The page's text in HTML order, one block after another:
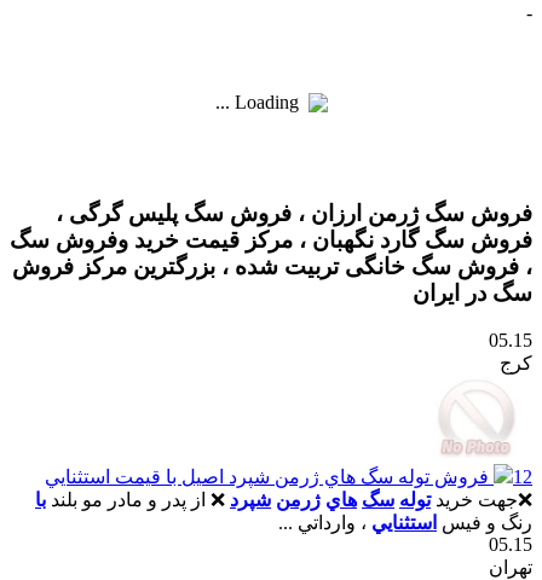
-
Loading ...
فروش سگ ژرمن ارزان ، فروش سگ پلیس گرگی ،
فروش سگ گارد نگهبان ، مرکز قیمت خرید وفروش سگ
، فروش سگ خانگی تربیت شده ، بزرگترین مرکز فروش
سگ در ایران
05.15
کرج
12
فروش توله سگ هاي ژرمن شپرد اصيل با قيمت استثنايي
❌جهت خريدتوله سگ هاي ژرمن شپرد ❌ از پدر و مادر مو بلند با
رنگ و فيس استثنايي ، وارداتي ...
05.15
تهران